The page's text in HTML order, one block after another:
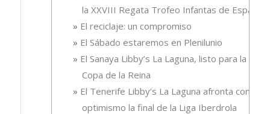
la XXVIII Regata Trofeo Infantas de España
El reciclaje: un compromiso
El Sábado estaremos en Plenilunio
El Sanaya Libby’s La Laguna, listo para la
Copa de la Reina
El Tenerife Libby’s La Laguna afronta con
optimismo la final de la Liga Iberdrola